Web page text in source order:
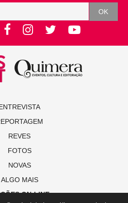
REVES
FOTOS
NOVAS
ALGO MAIS
ON-LINE